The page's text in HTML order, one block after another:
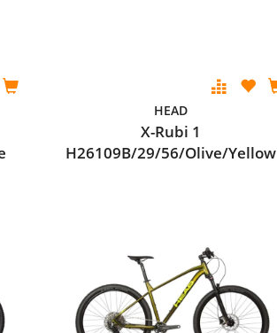
HEAD
X-Rubi 1
H26109B/29/56/Olive/Yellow